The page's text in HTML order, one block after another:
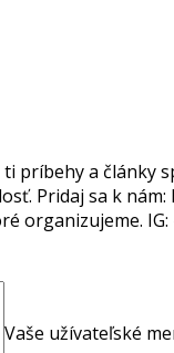
príbehy a články
Pridaj sa k
organizujeme.
Vaše užívateľské